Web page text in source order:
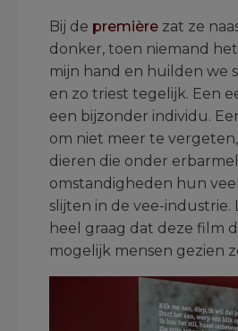
Bij de première zat ze
donker, toen niemand
mijn hand en huilden we
en zo triest tegelijk. Een
een bijzonder individu.
om niet meer te
dieren die onder
omstandigheden hun
slijten in de vee-industrie.
heel graag dat deze film
mogelijk mensen gezien